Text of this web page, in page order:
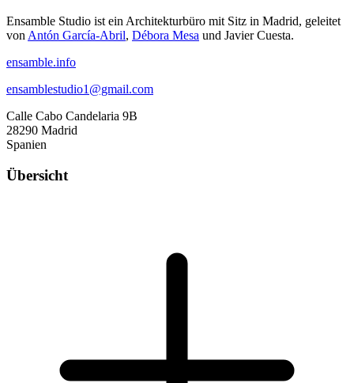
Ensamble Studio ist ein Architekturbüro mit Sitz in Madrid, geleitet
vonAntón García-Abril, Débora Mesa und Javier Cuesta.
ensamble.info
ensamblestudio1@gmail.com
Calle Cabo Candelaria 9B
28290 Madrid
Spanien
Übersicht